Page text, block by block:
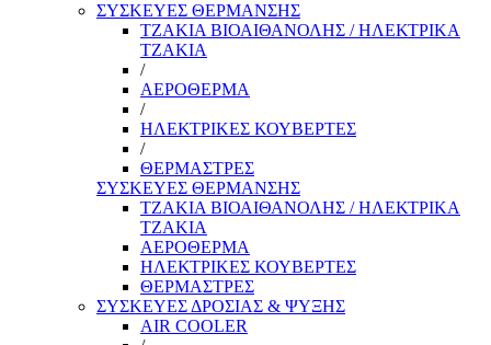
ΣΥΣΚΕΥΕΣ ΘΕΡΜΑΝΣΗΣ
ΤΖΑΚΙΑ ΒΙΟΑΙΘΑΝΟΛΗΣ / ΗΛΕΚΤΡΙΚΑ
ΤΖΑΚΙΑ
/
ΑΕΡΟΘΕΡΜΑ
/
ΗΛΕΚΤΡΙΚΕΣ ΚΟΥΒΕΡΤΕΣ
/
ΘΕΡΜΑΣΤΡΕΣ
ΣΥΣΚΕΥΕΣ ΘΕΡΜΑΝΣΗΣ
ΤΖΑΚΙΑ ΒΙΟΑΙΘΑΝΟΛΗΣ / ΗΛΕΚΤΡΙΚΑ
ΤΖΑΚΙΑ
ΑΕΡΟΘΕΡΜΑ
ΗΛΕΚΤΡΙΚΕΣ ΚΟΥΒΕΡΤΕΣ
ΘΕΡΜΑΣΤΡΕΣ
ΣΥΣΚΕΥΕΣ ΔΡΟΣΙΑΣ & ΨΥΞΗΣ
AIR COOLER